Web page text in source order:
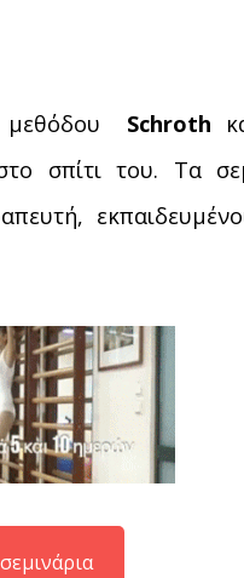
μεθόδου Schroth
σπίτι του. Τα